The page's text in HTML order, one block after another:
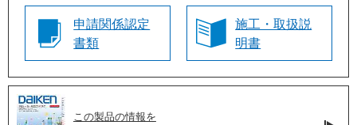
申請関係認定
書類
施工・取扱説
明書
この製品の情報を